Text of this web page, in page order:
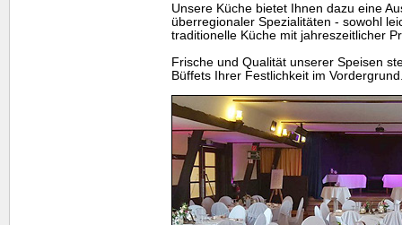
Unsere Küche bietet Ihnen dazu eine
überregionaler Spezialitäten - sowohl
traditionelle Küche mit jahreszeitlicher
Frische und Qualität unserer Speisen
Büffets Ihrer Festlichkeit im